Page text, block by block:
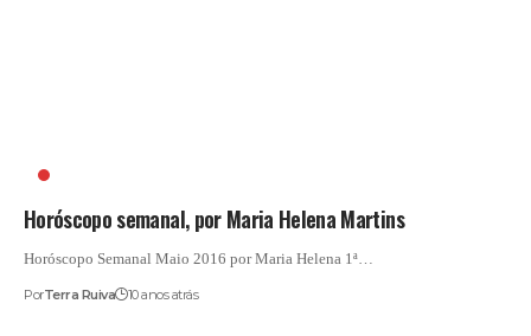
Horóscopo semanal, por Maria Helena Martins
Horóscopo Semanal Maio 2016 por Maria Helena 1ª…
PorTerra Ruiva 10 anos atrás